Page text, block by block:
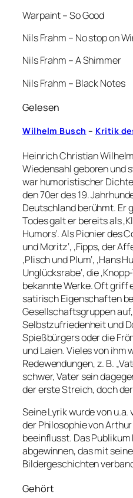
Warpaint – So Good
Nils Frahm – No stop on
Nils Frahm – A Shimmer
Nils Frahm – Black Notes
Gelesen
Wilhelm Busch – Kritik
Heinrich Christian
Wiedensahl geboren und
war humoristischer
den 70er des 19.
Deutschland berühmt. Er
Todes galt er bereits als
Humors‘. Als Pionier des
und Moritz‘, ‚Fipps, der
‚Plisch und Plum‘, ‚Hans
Unglücksrabe‘, die
bekannte Werke. Oft griff
satirisch Eigenschaften
Gesellschaftsgruppen
Selbstzufriedenheit und
Spießbürgers oder die
und Laien. Vieles von
Redewendungen, z. B.
schwer, Vater sein
der erste Streich, doch
Seine Lyrik wurde von
der Philosophie von
beeinflusst. Das
abgewinnen, das mit
Bildergeschichten
Gehört